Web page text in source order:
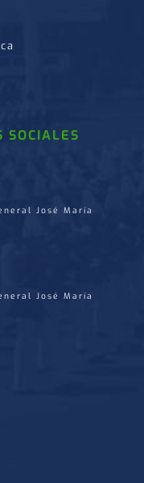
SOCIALES
José María
José María